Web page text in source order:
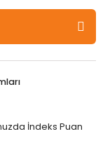
Bilimsel Eserler
değerlendirme
yabancı
yabancıİndeks Puan